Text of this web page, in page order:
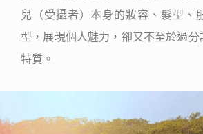
兒（受攝者）本身的妝容、髮型、
型，展現個人魅力，卻又不至於過
特質。